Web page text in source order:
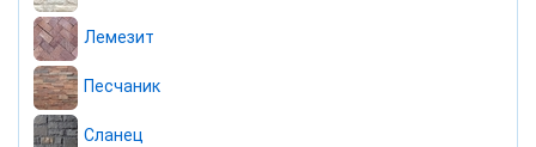
Лемезит
Песчаник
Сланец